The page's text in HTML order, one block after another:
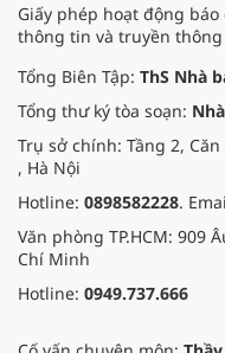
Giấy phép hoạt động báo
thông tin và truyền thông
Tổng Biên Tập: ThS Nhà
Tổng thư ký tòa soạn:
Trụ sở chính: Tầng 2,
, Hà Nội
Hotline: 0898582228.
Văn phòng TP.HCM: 909
Chí Minh
Hotline: 0949.737.666